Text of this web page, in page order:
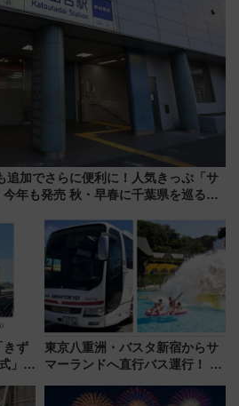
追加でさらに便利に！人気きっぷ「サ
年も発売 秋・早春に千葉県を巡るな
きず
」採
上に
東京八重洲・バスタ新宿からサ
マーランドへ直行バス運行！ お
推し活を楽しもう！（2026年